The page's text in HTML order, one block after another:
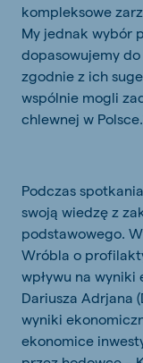
kompleksowe
My jednak wybór
dopasowujemy
zgodnie z ich
wspólnie mogli
chlewnej w
Podczas
swoją wiedzę z
podstawowego.
Wróbla o
wpływu na
Dariusza Adrjana
wyniki
ekonomice